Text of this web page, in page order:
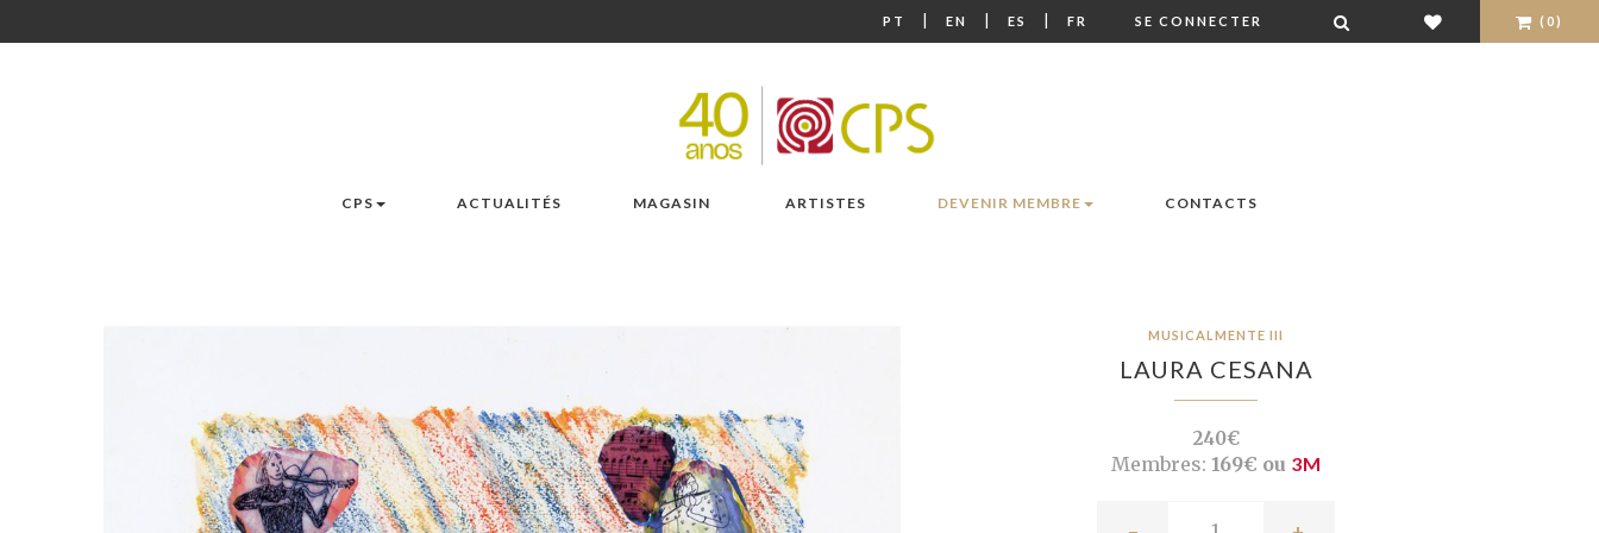
PT | EN | ES | FR SE CONNECTER (0)
CPS ACTUALITÉS MAGASIN ARTISTES DEVENIR MEMBRE CONTACTS
MUSICALMENTE III
LAURA CESANA
240€
Membres: 169€ ou 3M